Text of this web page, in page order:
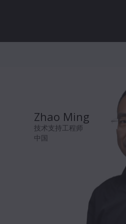
Zhao Ming
技术支持工程师
中国